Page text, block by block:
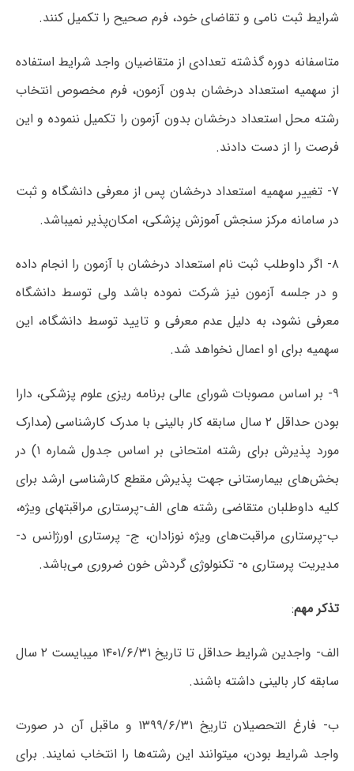
شرایط ثبت نامی و تقاضای خود، فرم صحیح را تکمیل کنند.
متاسفانه دوره گذشته تعدادی از متقاضیان واجد شرایط استفاده
از سهمیه استعداد درخشان بدون آزمون، فرم مخصوص انتخاب
رشته محل استعداد درخشان بدون آزمون را تکمیل ننموده و این
فرصت را از دست دادند.
۷- تغییر سهمیه استعداد درخشان پس از معرفی دانشگاه و ثبت
در سامانه مرکز سنجش آموزش پزشکی، امکان‌پذیر نمیباشد.
۸- اگر داوطلب ثبت نام استعداد درخشان با آزمون را انجام داده
و در جلسه آزمون نیز شرکت نموده باشد ولی توسط دانشگاه
معرفی نشود، به دلیل‌ عدم معرفی و تایید توسط دانشگاه، این
سهمیه برای او اعمال نخواهد شد.
۹- بر اساس مصوبات شورای عالی برنامه ریزی علوم پزشکی، دارا
بودن حداقل ۲ سال سابقه کار بالینی با مدرک کارشناسی (مدارک
مورد پذیرش برای رشته امتحانی بر اساس جدول شماره ۱) در
بخش‌های بیمارستانی جهت پذیرش مقطع کارشناسی ارشد برای
کلیه داوطلبان متقاضی رشته های الف-پرستاری مراقبتهای ویژه،
ب-پرستاری مراقبت‌های ویژه نوزادان، ج- پرستاری اورژانس د-
مدیریت پرستاری ه- تکنولوژی گردش خون ضروری می‌باشد.
تذکر مهم:
الف- واجدین شرایط حداقل تا تاریخ ۱۴۰۱/۶/۳۱ میبایست ۲ سال
سابقه کار بالینی داشته باشند.
ب- فارغ التحصیلان تاریخ ۱۳۹۹/۶/۳۱ و ماقبل آن در صورت
واجد شرایط بودن، میتوانند این رشته‌ها را انتخاب نمایند. برای